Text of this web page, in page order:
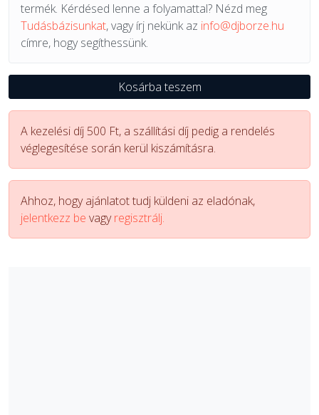
termék. Kérdésed lenne a folyamattal? Nézd meg
Tudásbázisunkat, vagy írj nekünk az info@djborze.hu
címre, hogy segíthessünk.
Kosárba teszem
A kezelési díj 500 Ft, a szállítási díj pedig a rendelés
véglegesítése során kerül kiszámításra.
Ahhoz, hogy ajánlatot tudj küldeni az eladónak,
jelentkezz be vagyregisztrálj.